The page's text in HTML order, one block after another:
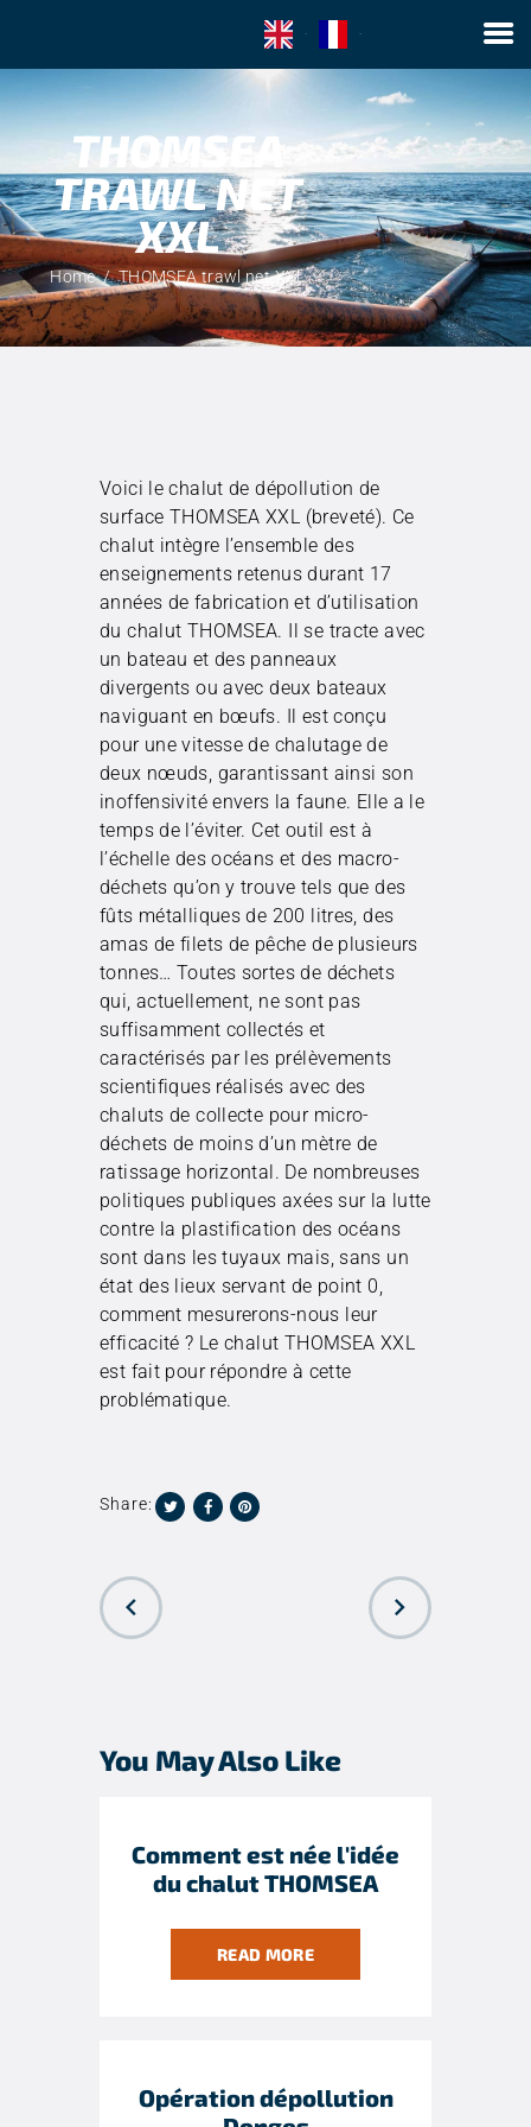
THOMSEA
TRAWL NET
XXL
Home THOMSEA trawl net XXL
ACCUEIL
LA SOCIÉTÉ
HYDROCARBURES
MACRO-DÉCHETS
COLLECTE D’ALGUES
CONTACT
Voici le chalut de dépollution de
surface THOMSEA XXL (breveté). Ce
chalut intègre l’ensemble des
enseignements retenus durant 17
années de fabrication et d’utilisation
du chalut THOMSEA. Il se tracte avec
un bateau et des panneaux
divergents ou avec deux bateaux
naviguant en bœufs. Il est conçu
pour une vitesse de chalutage de
deux nœuds, garantissant ainsi son
inoffensivité envers la faune. Elle a le
temps de l’éviter. Cet outil est à
l’échelle des océans et des macro-
déchets qu’on y trouve tels que des
fûts métalliques de 200 litres, des
amas de filets de pêche de plusieurs
tonnes… Toutes sortes de déchets
qui, actuellement, ne sont pas
suffisamment collectés et
caractérisés par les prélèvements
scientifiques réalisés avec des
chaluts de collecte pour micro-
déchets de moins d’un mètre de
ratissage horizontal. De nombreuses
politiques publiques axées sur la lutte
contre la plastification des océans
sont dans les tuyaux mais, sans un
état des lieux servant de point 0,
comment mesurerons-nous leur
efficacité ? Le chalut THOMSEA XXL
est fait pour répondre à cette
problématique.
Share:
You May Also Like
Comment est née l'idée
du chalut THOMSEA
READ MORE
Opération dépollution